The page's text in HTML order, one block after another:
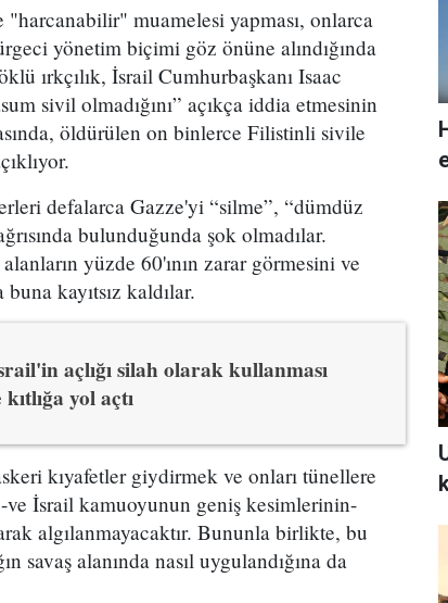
muamelesi yapması, onlarca
yönetim biçimi göz önüne alındığında
ırkçılık, İsrail Cumhurbaşkanı Isaac
sivil olmadığını” açıkça iddia etmesinin
öldürülen on binlerce Filistinli sivile
defalarca Gazze'yi “silme”, “dümdüz
bulunduğunda şok olmadılar.
yüzde 60'ının zarar görmesini ve
kayıtsız kaldılar.
açlığı silah olarak kullanması
yol açtı
kıyafetler giydirmek ve onları tünellere
İsrail kamuoyunun geniş kesimlerinin-
algılanmayacaktır. Bununla birlikte, bu
savaş alanında nasıl uygulandığına da